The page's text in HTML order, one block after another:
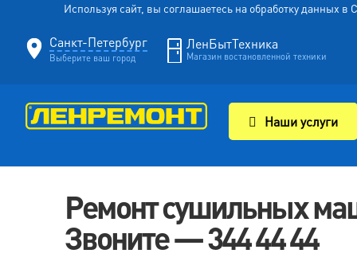
Используя сайт, вы соглашаетесь на обработку данных
Санкт-Петербург
Выберите ваш город
ЛенБытТехника
Магазин востановленной техники
Наши услуги
Ремонт сушильных
Звоните — 344 44 44